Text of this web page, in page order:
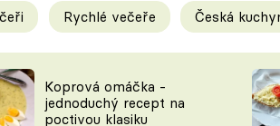
a triky
ZA JÍDLEM
Rychlé večeře Česká
Koprová omáčka -
jednoduchý recept na
poctivou klasiku